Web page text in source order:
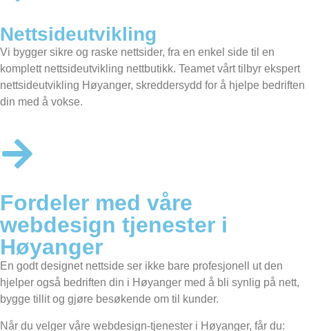
Nettsideutvikling
Vi bygger sikre og raske nettsider, fra en enkel side til en
komplett nettsideutvikling nettbutikk. Teamet vårt tilbyr ekspert
nettsideutvikling Høyanger, skreddersydd for å hjelpe bedriften
din med å vokse.
Fordeler med våre
webdesign tjenester i
Høyanger
En godt designet nettside ser ikke bare profesjonell ut den
hjelper også bedriften din i Høyanger med å bli synlig på nett,
bygge tillit og gjøre besøkende om til kunder.
Når du velger våre webdesign-tjenester i Høyanger, får du: